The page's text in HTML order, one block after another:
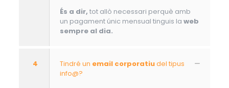
És a dir, tot allò necessari perquè amb
un pagament únic mensual tinguis la web
sempre al dia.
4 Tindré un email corporatiudel tipus
info@?